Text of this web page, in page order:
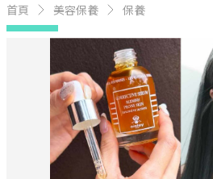
首頁 美容保養 保養